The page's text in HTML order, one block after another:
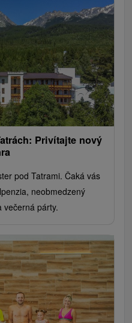
Privítajte nový
pod Tatrami. Čaká vás
neobmedzený
večerná párty.